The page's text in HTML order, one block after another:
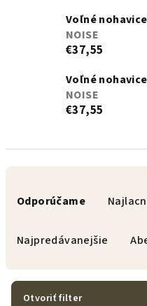
Voľné
NOISE
€37,55
Voľné
NOISE
€37,55
Odporúčame
Najpredávanejšie
Otvoriť filter